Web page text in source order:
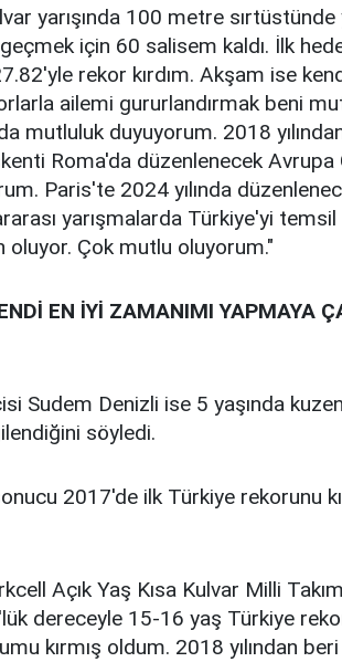
yarışında 100 metre
geçmek için 60 salisem kaldı. İlk
rekor kırdım. Akşam ise
ailemi gururlandırmak beni
mutluluk duyuyorum. 2018
Roma'da düzenlenecek
Paris'te 2024 yılında
yarışmalarda Türkiye'yi
oluyor. Çok mutlu oluyorum."
EN İYİ ZAMANIMI YAPMAYA
Sudem Denizli ise 5 yaşında
söyledi.
2017'de ilk Türkiye rekorunu
Açık Yaş Kısa Kulvar Milli
dereceyle 15-16 yaş Türkiye
kırmış oldum. 2018 yılından